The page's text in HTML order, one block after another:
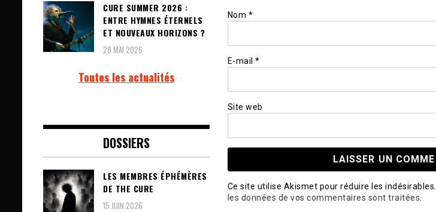
Nom *
E-mail *
Site web
Ce site utilise Akismet pour réduire les indésirables.
les données de vos commentaires sont traitées.
CURE SUMMER 2026 :
ENTRE HYMNES ÉTERNELS
ET NOUVEAUX HORIZONS ?
28 MAI 2026
Toutes les actualités
DOSSIERS
LES MEMBRES ÉPHÉMÈRES
DE THE CURE
15 JUIN 2026